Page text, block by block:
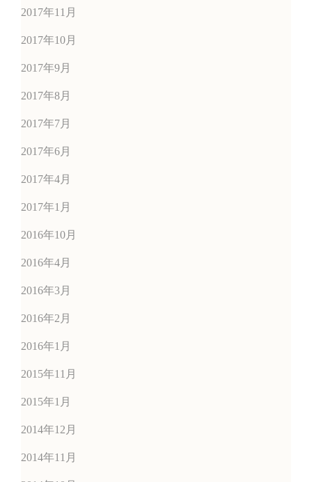
2017年11月
2017年10月
2017年9月
2017年8月
2017年7月
2017年6月
2017年4月
2017年1月
2016年10月
2016年4月
2016年3月
2016年2月
2016年1月
2015年11月
2015年1月
2014年12月
2014年11月